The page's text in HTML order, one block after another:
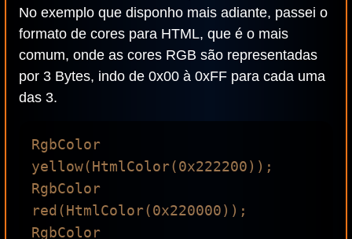
No exemplo que disponho mais adiante, passei o
formato de cores para HTML, que é o mais
comum, onde as cores RGB são representadas
por 3 Bytes, indo de 0x00 à 0xFF para cada uma
das 3.
RgbColor
yellow(HtmlColor(0x222200));
RgbColor
red(HtmlColor(0x220000));
RgbColor